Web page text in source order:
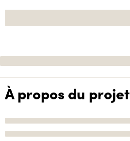
À propos du projet